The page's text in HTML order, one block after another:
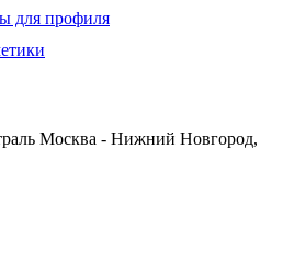
для профиля
Москва - Нижний Новгород,